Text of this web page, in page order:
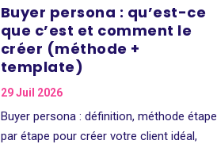
Buyer persona : qu’est-ce
que c’est et comment le
créer (méthode +
template)
29 Juil 2026
Buyer persona : définition, méthode étape
par étape pour créer votre client idéal,